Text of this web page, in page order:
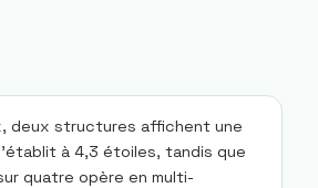
deux structures affichent une
à 4,3 étoiles, tandis que
quatre opère en multi-